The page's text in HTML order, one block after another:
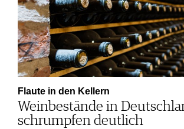
Flaute in den Kellern
Weinbestände in
schrumpfen deutlich